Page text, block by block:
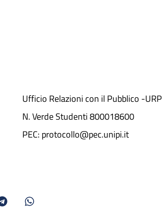
Ufficio Relazioni con il Pubblico -URP
N. Verde Studenti 800018600​
PEC: protocollo@pec.unipi.it